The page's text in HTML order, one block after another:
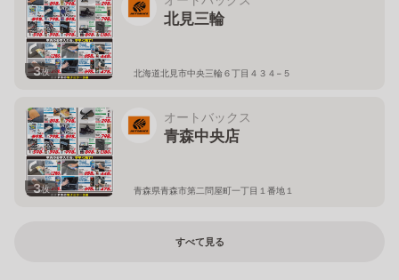
3枚
北見三輪
北海道北見市中央三輪６丁目４３４−５
3枚
オートバックス
青森中央店
青森県青森市第二問屋町一丁目１番地１
すべて見る